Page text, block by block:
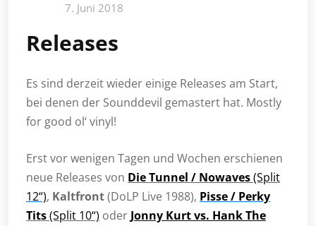
7. Juni 2018
Releases
Es sind derzeit wieder einige Releases am Start,
bei denen der Sounddevil gemastert hat. Mostly
for good ol‘ vinyl!
Erst vor wenigen Tagen und Wochen erschienen
neue Releases von Die Tunnel / Nowaves(Split
12“), Kaltfront(DoLP Live 1988), Pisse / Perky
Tits(Split 10“) oder Jonny Kurt vs. Hank The